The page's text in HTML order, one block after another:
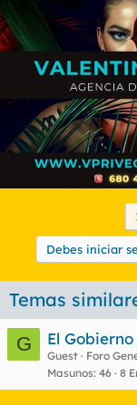
Debes iniciar
Temas
G
El
Guest
Foro
Masunos 46 8